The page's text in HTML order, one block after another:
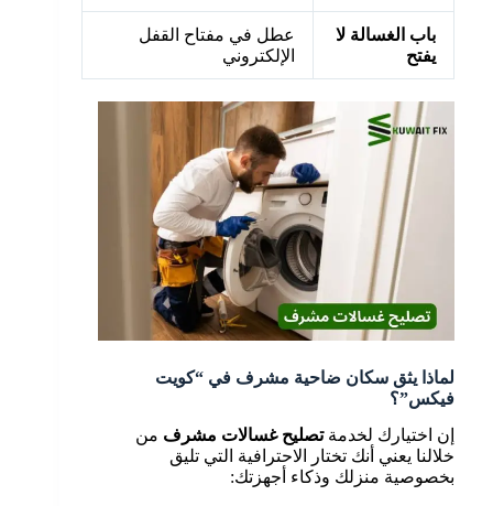
باب الغسالة لا
يفتح
عطل في مفتاح القفل
الإلكتروني
لماذا يثق سكان ضاحية مشرف في “كويت
فيكس”؟
إن اختيارك لخدمةتصليح غسالات مشرف من
خلالنا يعني أنك تختار الاحترافية التي تليق
بخصوصية منزلك وذكاء أجهزتك: